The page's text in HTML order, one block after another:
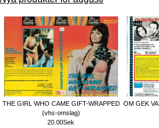
THE GIRL WHO CAME GIFT-WRAPPED
(vhs-omslag)
20.00Sek
OM GEK